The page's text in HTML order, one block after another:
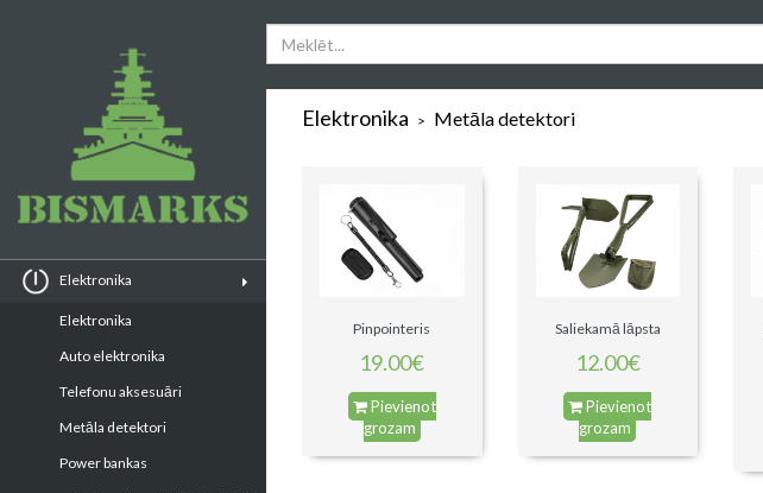
Elektronika
Elektronika
Auto elektronika
Telefonu aksesuāri
Metāla detektori
Power bankas
Elektronika > Metāla detektori
Pinpointeris
19.00€
Pievienot
grozam
Saliekamā lāpsta
12.00€
Pievienot
grozam